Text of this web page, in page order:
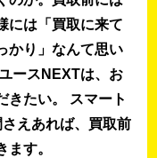
には「買取に来て
かり」なんて思い
ースNEXTは、お
きたい。 スマート
えあれば、買取前
す。